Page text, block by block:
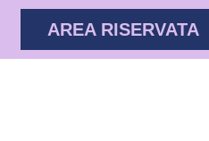
AREA RISERVATA